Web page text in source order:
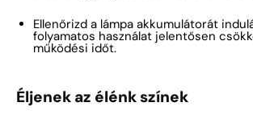
Ellenőrizd a lámpa akkumulátorát
folyamatos használat jelentősen
működési időt.
Éljenek az élénk színek